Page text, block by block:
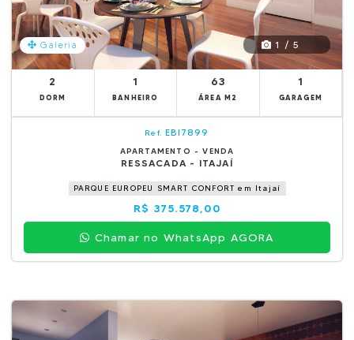
Galeria 1 / 5
2
DORM
1
BANHEIRO
63
ÁREA M2
1
GARAGEM
Ref. EBI7899
APARTAMENTO - VENDA
RESSACADA - ITAJAÍ
PARQUE EUROPEU SMART CONFORT em Itajaí
R$ 375.578,00
Chamar no WhatsApp AGORA